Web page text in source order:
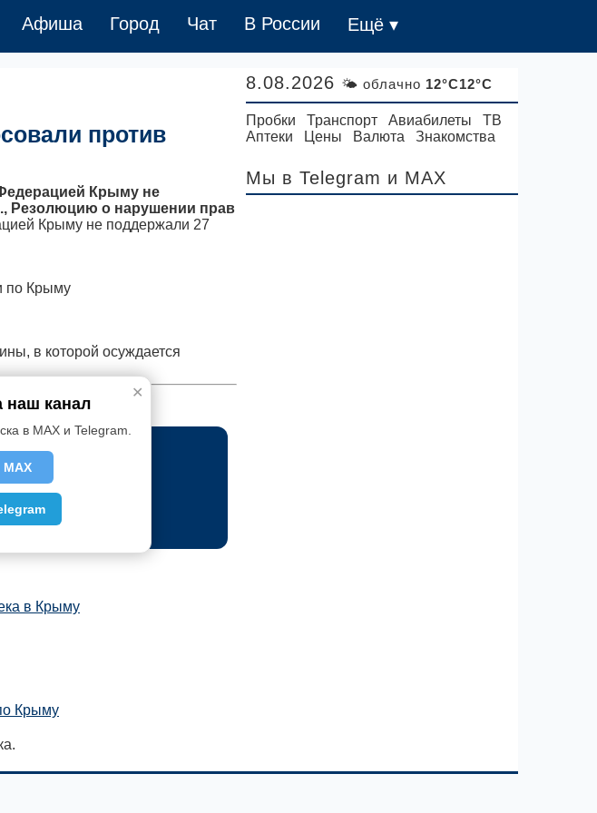
Афиша Город Чат В России Ещё ▾
против
Крыму не
Резолюцию о нарушении прав
Крыму не поддержали 27
в которой осуждается
в Крыму
Крыму
✕
наш канал
в MAX и Telegram.
8.08.2026 🌤 облачно 12°C12°C
Пробки Транспорт Авиабилеты
ТВ
Аптеки
Цены Валюта Знакомства
Мы в Telegram и MAX